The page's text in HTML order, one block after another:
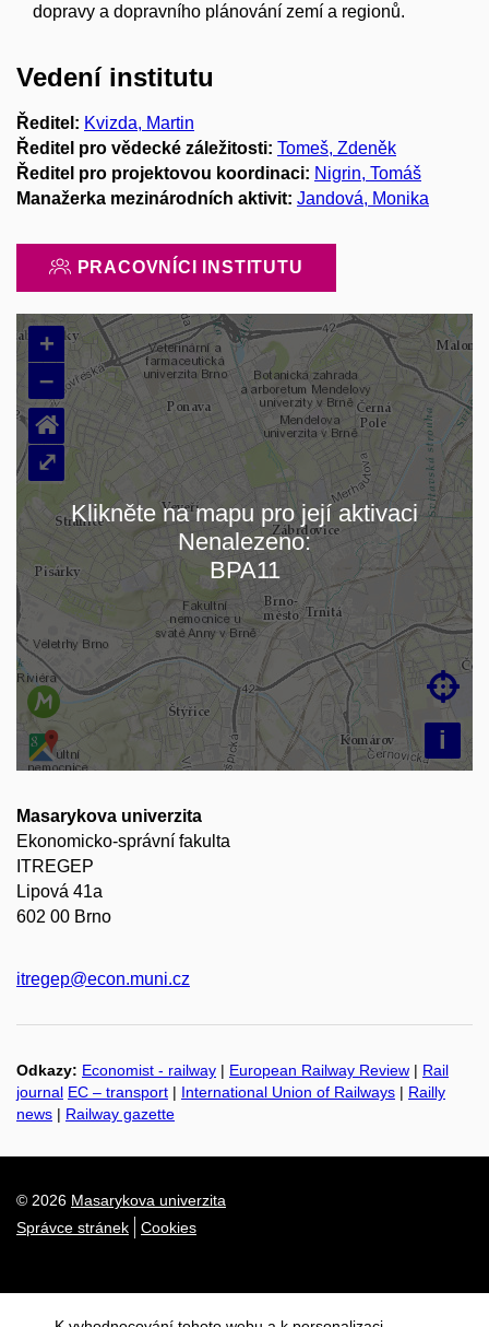
dopravy a dopravního plánování zemí a regionů.
Vedení institutu
Ředitel: Kvizda, Martin
Ředitel pro vědecké záležitosti: Tomeš, Zdeněk
Ředitel pro projektovou koordinaci: Nigrin, Tomáš
Manažerka mezinárodních aktivit: Jandová, Monika
PRACOVNÍCI INSTITUTU
Načítám mapu…
+
–
i

⌂
⤢
Klikněte na mapu pro její aktivaci
Nenalezeno:
BPA11
Masarykova univerzita
Ekonomicko-správní fakulta
ITREGEP
Lipová 41a
602 00 Brno
itregep@econ.muni.cz
Odkazy: Economist - railway | European Railway Review | Rail
journal EC – transport | International Union of Railways | Railly
news | Railway gazette
© 2026 Masarykova univerzita
Správce stránek
Cookies